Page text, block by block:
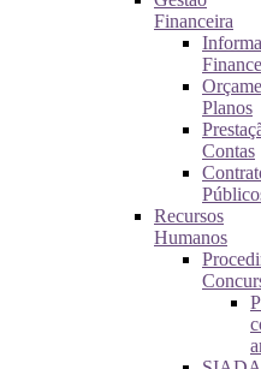
Financeira
Planos
Contas
Recursos
Humanos